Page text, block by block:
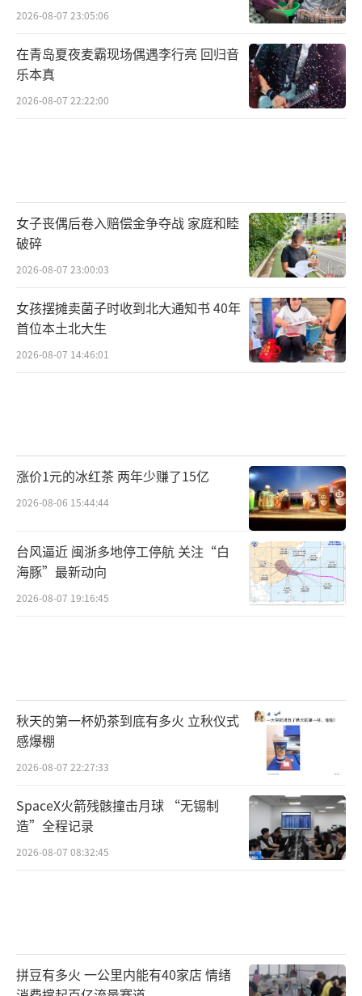
2026-08-07 23:05:06
在青岛夏夜麦霸现场偶遇李行亮 回归音
乐本真
2026-08-07 22:22:00
女子丧偶后卷入赔偿金争夺战 家庭和睦
破碎
2026-08-07 23:00:03
女孩摆摊卖菌子时收到北大通知书 40年
首位本土北大生
2026-08-07 14:46:01
涨价1元的冰红茶 两年少赚了15亿
2026-08-06 15:44:44
台风逼近 闽浙多地停工停航 关注“白
海豚”最新动向
2026-08-07 19:16:45
秋天的第一杯奶茶到底有多火 立秋仪式
感爆棚
2026-08-07 22:27:33
SpaceX火箭残骸撞击月球 “无锡制
造”全程记录
2026-08-07 08:32:45
拼豆有多火 一公里内能有40家店 情绪